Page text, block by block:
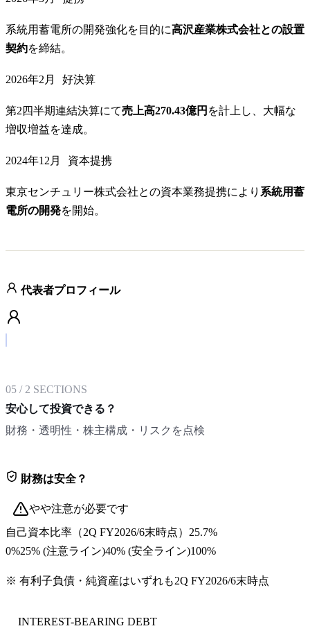
系統用蓄電所の開発強化を目的に高沢産業株式会社との設置
契約を締結。
2026年2月 好決算
第2四半期連結決算にて売上高270.43億円 を計上し、大幅な
増収増益を達成。
2024年12月 資本提携
東京センチュリー株式会社との資本業務提携により 系統用蓄
電所の開発を開始。
代表者プロフィール
05 / 2 SECTIONS
安心して投資できる？
財務・透明性・株主構成・リスクを点検
財務は安全？
やや注意が必要です
自己資本比率 （2Q FY2026/6末時点） 25.7%
0%25% (注意ライン)40% (安全ライン)100%
※ 有利子負債・純資産はいずれも2Q FY2026/6末時点
INTEREST-BEARING DEBT